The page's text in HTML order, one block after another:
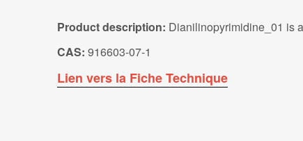
Product description: Dianilinopyrimidine_01 is
CAS: 916603-07-1
Lien vers la Fiche Technique